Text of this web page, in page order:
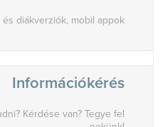
diákverziók, mobil appok
Információkérés
Kérdése van? Tegye fel